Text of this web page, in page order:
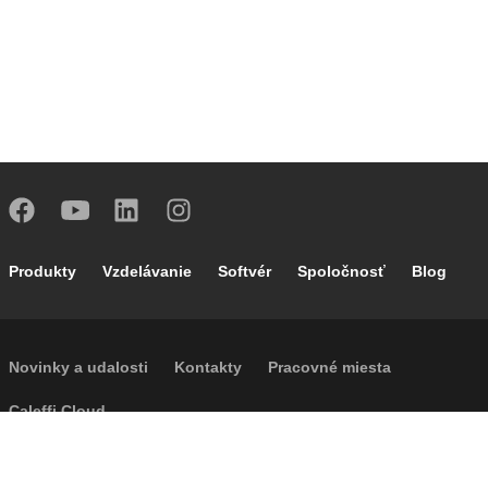
Footer main navigation
Produkty Vzdelávanie Softvér Spoločnosť Blog
Footer secondary navigation
Novinky a udalosti Kontakty Pracovné miesta
Caleffi Cloud